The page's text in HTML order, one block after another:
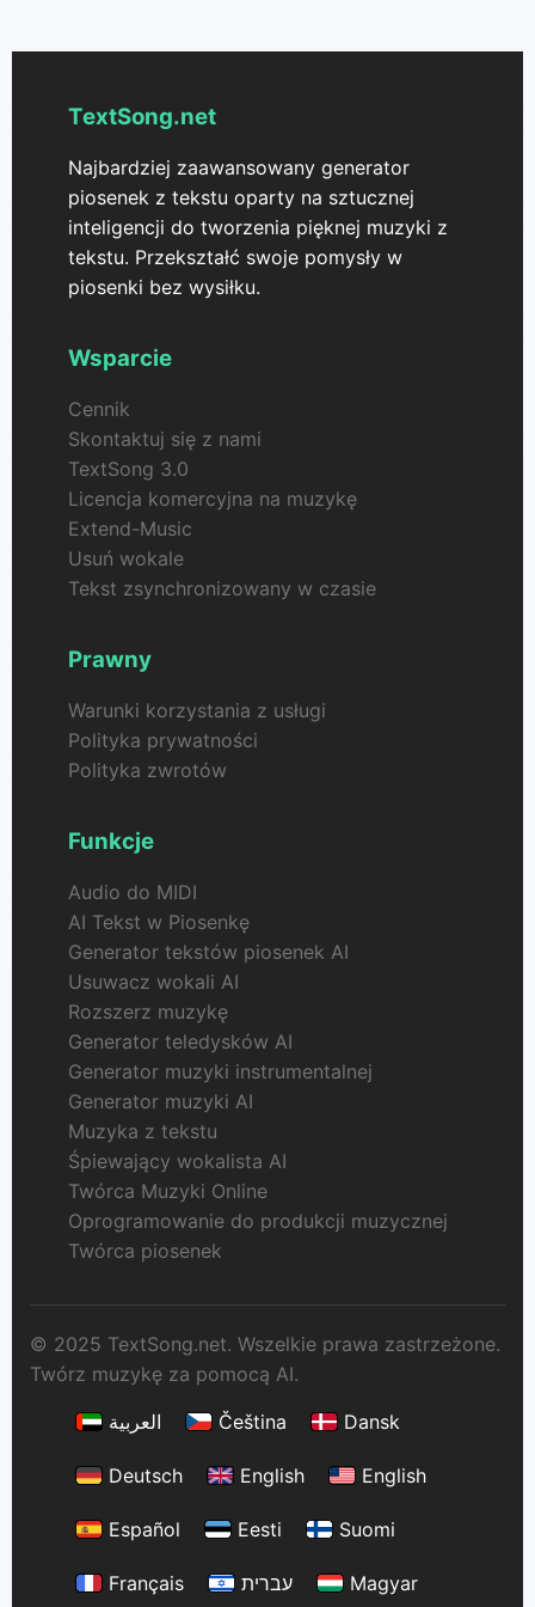
TextSong.net
Najbardziej zaawansowany generator
piosenek z tekstu oparty na sztucznej
inteligencji do tworzenia pięknej muzyki z
tekstu. Przekształć swoje pomysły w
piosenki bez wysiłku.
Wsparcie
Cennik
Skontaktuj się z nami
TextSong 3.0
Licencja komercyjna na muzykę
Extend-Music
Usuń wokale
Tekst zsynchronizowany w czasie
Prawny
Warunki korzystania z usługi
Polityka prywatności
Polityka zwrotów
Funkcje
Audio do MIDI
AI Tekst w Piosenkę
Generator tekstów piosenek AI
Usuwacz wokali AI
Rozszerz muzykę
Generator teledysków AI
Generator muzyki instrumentalnej
Generator muzyki AI
Muzyka z tekstu
Śpiewający wokalista AI
Twórca Muzyki Online
Oprogramowanie do produkcji muzycznej
Twórca piosenek
© 2025 TextSong.net. Wszelkie prawa zastrzeżone.
Twórz muzykę za pomocą AI.
العربية
Čeština Dansk
Deutsch English English
Español Eesti Suomi
Français עברית Magyar